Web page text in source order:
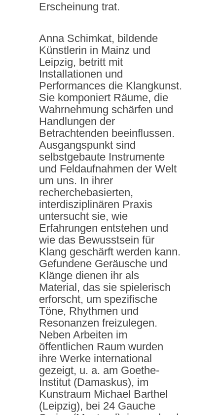
Erscheinung trat.
Anna Schimkat, bildende
Künstlerin in Mainz und
Leipzig, betritt mit
Installationen und
Performances die Klangkunst.
Sie komponiert Räume, die
Wahrnehmung schärfen und
Handlungen der
Betrachtenden beeinflussen.
Ausgangspunkt sind
selbstgebaute Instrumente
und Feldaufnahmen der Welt
um uns. In ihrer
recherchebasierten,
interdisziplinären Praxis
untersucht sie, wie
Erfahrungen entstehen und
wie das Bewusstsein für
Klang geschärft werden kann.
Gefundene Geräusche und
Klänge dienen ihr als
Material, das sie spielerisch
erforscht, um spezifische
Töne, Rhythmen und
Resonanzen freizulegen.
Neben Arbeiten im
öffentlichen Raum wurden
ihre Werke international
gezeigt, u. a. am Goethe-
Institut (Damaskus), im
Kunstraum Michael Barthel
(Leipzig), bei 24 Gauche